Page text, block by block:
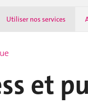
Utiliser nos services
et